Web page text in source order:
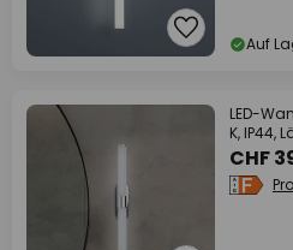
Auf
LED-
K, IP44,
CHF